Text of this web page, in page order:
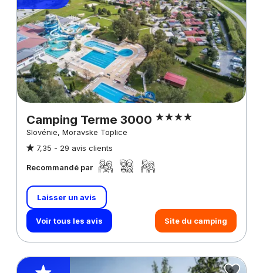
Camping Terme 3000
Slovénie, Moravske Toplice
7,35 - 29 avis clients
Recommandé par
Laisser un avis
Voir tous les avis Site du camping